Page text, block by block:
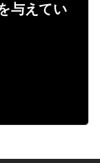
与えてい